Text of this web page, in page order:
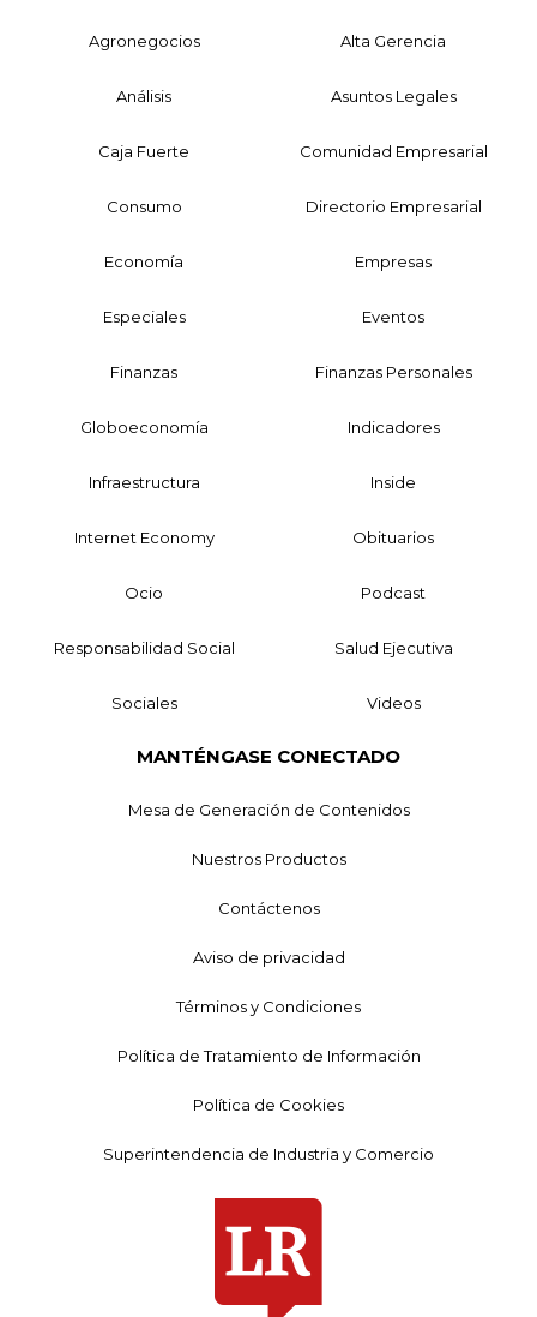
Agronegocios Alta Gerencia
Análisis Asuntos Legales
Caja Fuerte Comunidad Empresarial
Consumo Directorio Empresarial
Economía Empresas
Especiales Eventos
Finanzas Finanzas Personales
Globoeconomía Indicadores
Infraestructura Inside
Internet Economy Obituarios
Ocio Podcast
Responsabilidad Social Salud Ejecutiva
Sociales Videos
MANTÉNGASE CONECTADO
Mesa de Generación de Contenidos
Nuestros Productos
Contáctenos
Aviso de privacidad
Términos y Condiciones
Política de Tratamiento de Información
Política de Cookies
Superintendencia de Industria y Comercio